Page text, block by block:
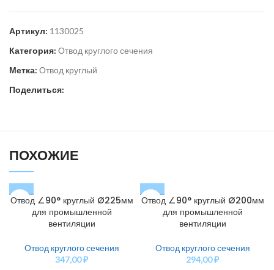
Артикул: 1130025
Категория: Отвод круглого сечения
Метка: Отвод круглый
Поделиться:
ПОХОЖИЕ
Отвод ∠90° круглый Ø225мм
для промышленной
вентиляции
Отвод круглого сечения
347,00₽
Отвод ∠90° круглый Ø200мм
для промышленной
вентиляции
Отвод круглого сечения
294,00₽